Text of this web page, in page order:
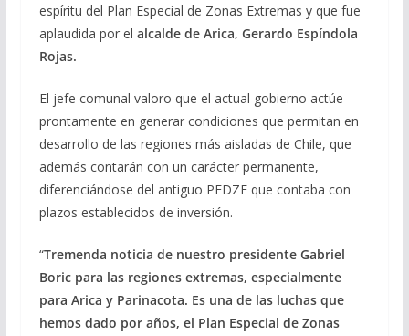
espíritu del Plan Especial de Zonas Extremas y que fue
aplaudida por el alcalde de Arica, Gerardo Espíndola
Rojas.
El jefe comunal valoro que el actual gobierno actúe
prontamente en generar condiciones que permitan en
desarrollo de las regiones más aisladas de Chile, que
además contarán con un carácter permanente,
diferenciándose del antiguo PEDZE que contaba con
plazos establecidos de inversión.
“Tremenda noticia de nuestro presidente Gabriel
Boric para las regiones extremas, especialmente
para Arica y Parinacota. Es una de las luchas que
hemos dado por años, el Plan Especial de Zonas